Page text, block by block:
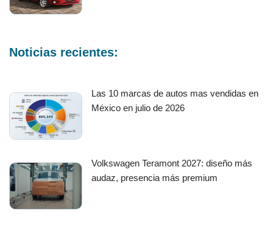
Noticias recientes:
Las 10 marcas de autos mas vendidas en
México en julio de 2026
Volkswagen Teramont 2027: diseño más
audaz, presencia más premium